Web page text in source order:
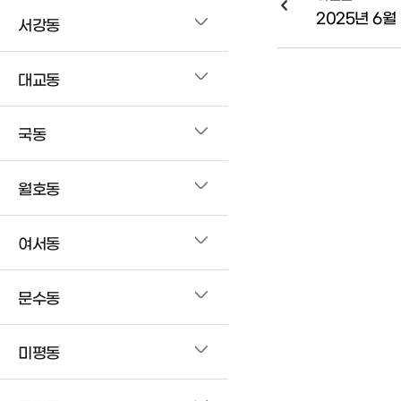
서강동
대교동
국동
월호동
여서동
문수동
미평동
2025년 6월